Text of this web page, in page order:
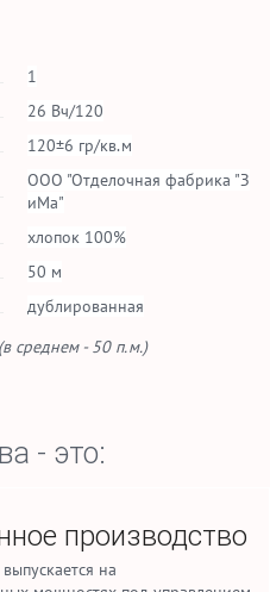
1
26 Вч/120
120±6 гр/кв.м
ООО "Отделочная фабрика "З
иМа"
хлопок 100%
50 м
дублированная
среднем - 50 п.м.)
- это:
производство
на